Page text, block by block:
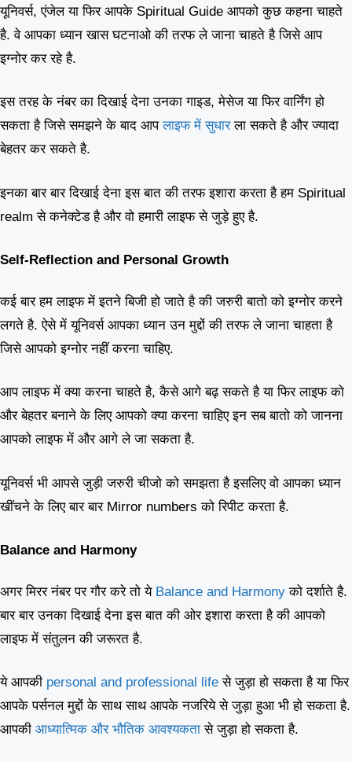
यूनिवर्स, एंजेल या फिर आपके Spiritual Guide आपको कुछ कहना चाहते
है. वे आपका ध्यान खास घटनाओ की तरफ ले जाना चाहते है जिसे आप
इग्नोर कर रहे है.
इस तरह के नंबर का दिखाई देना उनका गाइड, मेसेज या फिर वार्निंग हो
सकता है जिसे समझने के बाद आपलाइफ में सुधारला सकते है और ज्यादा
बेहतर कर सकते है.
इनका बार बार दिखाई देना इस बात की तरफ इशारा करता है हम Spiritual
realm से कनेक्टेड है और वो हमारी लाइफ से जुड़े हुए है.
Self-Reflection and Personal Growth
कई बार हम लाइफ में इतने बिजी हो जाते है की जरुरी बातो को इग्नोर करने
लगते है. ऐसे में यूनिवर्स आपका ध्यान उन मुद्दों की तरफ ले जाना चाहता है
जिसे आपको इग्नोर नहीं करना चाहिए.
आप लाइफ में क्या करना चाहते है, कैसे आगे बढ़ सकते है या फिर लाइफ को
और बेहतर बनाने के लिए आपको क्या करना चाहिए इन सब बातो को जानना
आपको लाइफ में और आगे ले जा सकता है.
यूनिवर्स भी आपसे जुड़ी जरुरी चीजो को समझता है इसलिए वो आपका ध्यान
खींचने के लिए बार बार Mirror numbers को रिपीट करता है.
Balance and Harmony
अगर मिरर नंबर पर गौर करे तो ये Balance and Harmony को दर्शाते है.
बार बार उनका दिखाई देना इस बात की ओर इशारा करता है की आपको
लाइफ में संतुलन की जरूरत है.
ये आपकी personal and professional life से जुड़ा हो सकता है या फिर
आपके पर्सनल मुद्दों के साथ साथ आपके नजरिये से जुड़ा हुआ भी हो सकता है.
आपकी आध्यात्मिक और भौतिक आवश्यकता से जुड़ा हो सकता है.